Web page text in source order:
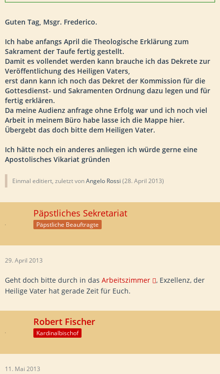
Guten Tag, Msgr. Frederico.
Ich habe anfangs April die Theologische Erklärung zum
Sakrament der Taufe fertig gestellt.
Damit es vollendet werden kann brauche ich das Dekrete zur
Veröffentlichung des Heiligen Vaters,
erst dann kann ich noch das Dekret der Kommission für die
Gottesdienst- und Sakramenten Ordnung dazu legen und für
fertig erklären.
Da meine Audienz anfrage ohne Erfolg war und ich noch viel
Arbeit in meinem Büro habe lasse ich die Mappe hier.
Übergebt das doch bitte dem Heiligen Vater.
Ich hätte noch ein anderes anliegen ich würde gerne eine
Apostolisches Vikariat gründen
Einmal editiert, zuletzt vonAngelo Rossi (28. April 2013)
Päpstliches Sekretariat
Päpstliche Beauftragte
29. April 2013
Geht doch bitte durch in das Arbeitszimmer
, Exzellenz, der
Heilige Vater hat gerade Zeit für Euch.
Robert Fischer
Kardinalbischof
11. Mai 2013